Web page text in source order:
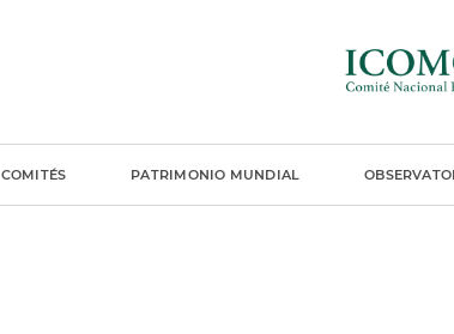
COMITÉS PATRIMONIO MUNDIAL